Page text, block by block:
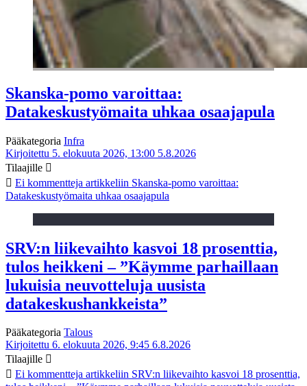
Skanska-pomo varoittaa:
Datakeskustyömaita uhkaa osaajapula
Pääkategoria Infra
Kirjoitettu 5. elokuuta 2026, 13:00 5.8.2026
Tilaajille
Ei kommentteja artikkeliin Skanska-pomo varoittaa:
Datakeskustyömaita uhkaa osaajapula
SRV:n liikevaihto kasvoi 18 prosenttia,
tulos heikkeni – ”Käymme parhaillaan
lukuisia neuvotteluja uusista
datakeskushankkeista”
Pääkategoria Talous
Kirjoitettu 6. elokuuta 2026, 9:45 6.8.2026
Tilaajille
Ei kommentteja artikkeliin SRV:n liikevaihto kasvoi 18 prosenttia,